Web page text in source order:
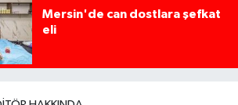
Mersin'de can dostlara şefkat
eli